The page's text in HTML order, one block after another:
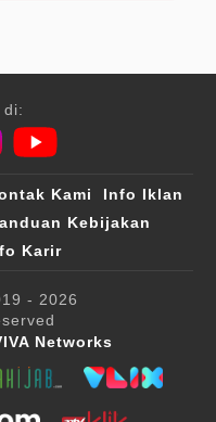
di:
Kami
Info Iklan
Kebijakan
Karir
- 2026
Networks